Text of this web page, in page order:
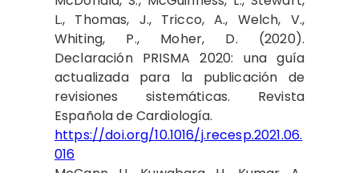
L., Thomas, J., Tricco, A., Welch, V.,
Whiting, P., Moher, D. (2020).
Declaración PRISMA 2020: una guía
actualizada para la publicación de
revisiones sistemáticas. Revista
Española de Cardiología.
https://doi.org/10.1016/j.recesp.2021.06.
016